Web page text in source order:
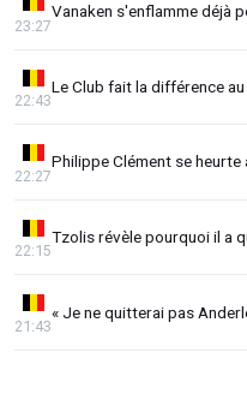
Vanaken s'enflamme déjà
23:27
Le Club fait la différence
22:43
Philippe Clément se
22:27
Tzolis révèle pourquoi il a
22:15
« Je ne quitterai pas
21:43